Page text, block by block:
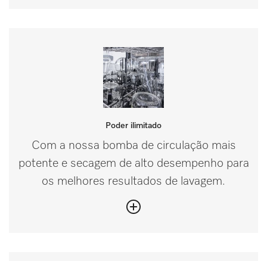
Poder ilimitado
Com a nossa bomba de circulação mais
potente e secagem de alto desempenho para
os melhores resultados de lavagem.